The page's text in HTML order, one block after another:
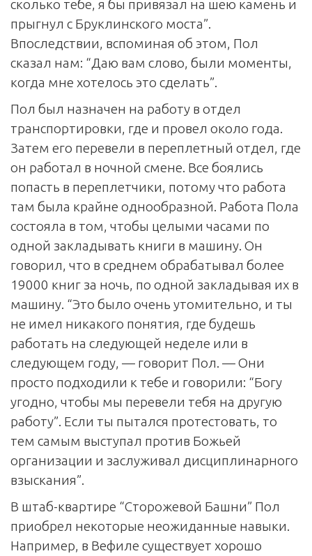
сколько тебе, я бы привязал на шею камень и
прыгнул с Бруклинского моста”.
Впоследствии, вспоминая об этом, Пол
сказал нам: “Даю вам слово, были моменты,
когда мне хотелось это сделать”.
Пол был назначен на работу в отдел
транспортировки, где и провел около года.
Затем его перевели в переплетный отдел, где
он работал в ночной смене. Все боялись
попасть в переплетчики, потому что работа
там была крайне однообразной. Работа Пола
состояла в том, чтобы целыми часами по
одной закладывать книги в машину. Он
говорил, что в среднем обрабатывал более
19000 книг за ночь, по одной закладывая их в
машину. “Это было очень утомительно, и ты
не имел никакого понятия, где будешь
работать на следующей неделе или в
следующем году, — говорит Пол. — Они
просто подходили к тебе и говорили: “Богу
угодно, чтобы мы перевели тебя на другую
работу”. Если ты пытался протестовать, то
тем самым выступал против Божьей
организации и заслуживал дисциплинарного
взыскания”.
В штаб-квартире “Сторожевой Башни” Пол
приобрел некоторые неожиданные навыки.
Например, в Вефиле существует хорошо